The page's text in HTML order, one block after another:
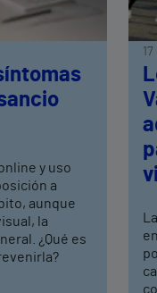
y uso
a
aunque
la
¿Qué es